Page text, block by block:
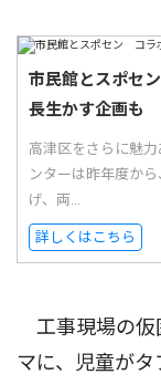
市民館とスポセ
長生かす企画も
高津区をさらに魅
ンターは昨年度か
げ、両...
詳しくはこちら
工事現場の仮
マに、児童が